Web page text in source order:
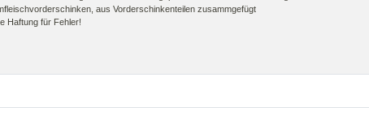
aus Vorderschinkenteilen zusammgefügt
Haftung für Fehler!